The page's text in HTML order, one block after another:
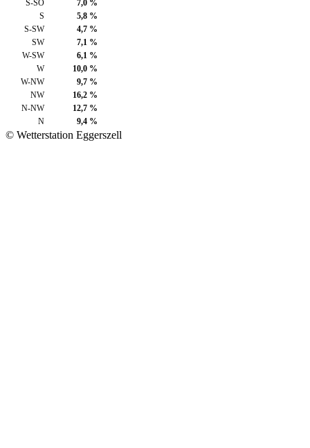
S-SO
7,0 %
S
5,8 %
S-SW
4,7 %
SW
7,1 %
W-SW
6,1 %
W
10,0 %
W-NW
9,7 %
NW
16,2 %
N-NW
12,7 %
N
9,4 %
© Wetterstation Eggerszell